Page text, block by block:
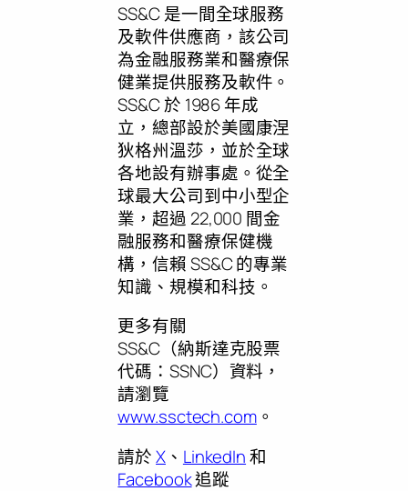
SS&C 是一間全球服務
及軟件供應商，該公司
為金融服務業和醫療保
健業提供服務及軟件。
SS&C 於 1986 年成
立，總部設於美國康涅
狄格州溫莎，並於全球
各地設有辦事處。從全
球最大公司到中小型企
業，超過 22,000 間金
融服務和醫療保健機
構，信賴 SS&C 的專業
知識、規模和科技。
更多有關
SS&C（納斯達克股票
代碼：SSNC）資料，
請瀏覽
www.ssctech.com。
請於X、 LinkedIn和
Facebook追蹤